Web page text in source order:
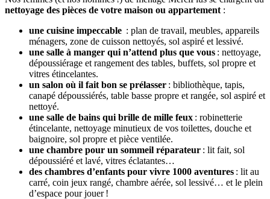
nettoyage des pièces de votre maison ou appartement :
une cuisine impeccable : plan de travail, meubles, appareils
ménagers, zone de cuisson nettoyés, sol aspiré et lessivé.
une salle à manger qui n’attend plus que vous : nettoyage,
dépoussiérage et rangement des tables, buffets, sol propre et
vitres étincelantes.
un salon où il fait bon se prélasser : bibliothèque, tapis,
canapé dépoussiérés, table basse propre et rangée, sol aspiré et
nettoyé.
une salle de bains qui brille de mille feux : robinetterie
étincelante, nettoyage minutieux de vos toilettes, douche et
baignoire, sol propre et pièce ventilée.
une chambre pour un sommeil réparateur : lit fait, sol
dépoussiéré et lavé, vitres éclatantes…
des chambres d’enfants pour vivre 1000 aventures : lit au
carré, coin jeux rangé, chambre aérée, sol lessivé… et le plein
d’espace pour jouer !